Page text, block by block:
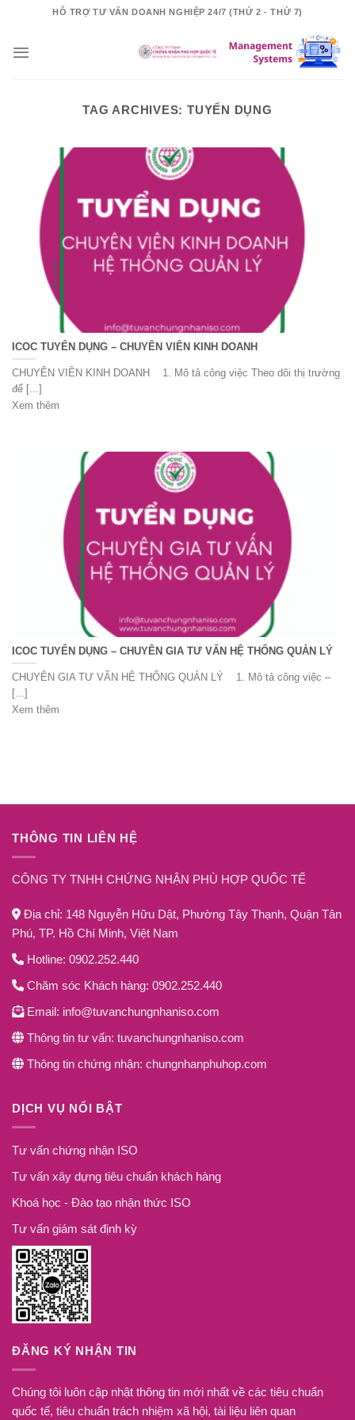
content
HỖ TRỢ TƯ VẤN DOANH NGHIỆP 24/7 (THỨ 2 - THỨ 7)
TAG ARCHIVES:TUYỂN DỤNG
ICOC TUYỂN DỤNG – CHUYÊN VIÊN KINH DOANH
CHUYÊN VIÊN KINH DOANH 1. Mô tả công việc Theo dõi thị trường
để [...]
Xem thêm
ICOC TUYỂN DỤNG – CHUYÊN GIA TƯ VẤN HỆ THỐNG QUẢN LÝ
CHUYÊN GIA TƯ VẤN HỆ THỐNG QUẢN LÝ 1. Mô tả công việc –
[...]
Xem thêm
THÔNG TIN LIÊN HỆ
CÔNG TY TNHH CHỨNG NHẬN PHÙ HỢP QUỐC TẾ
Địa chỉ: 148 Nguyễn Hữu Dật, Phường Tây Thạnh, Quận Tân
Phú, TP. Hồ Chí Minh, Việt Nam
Hotline: 0902.252.440
Chăm sóc Khách hàng: 0902.252.440
Email: info@tuvanchungnhaniso.com
Thông tin tư vấn: tuvanchungnhaniso.com
Thông tin chứng nhận: chungnhanphuhop.com
DỊCH VỤ NỔI BẬT
Tư vấn chứng nhận ISO
Tư vấn xây dựng tiêu chuẩn khách hàng
Khoá học - Đào tạo nhận thức ISO
Tư vấn giám sát định kỳ
ĐĂNG KÝ NHẬN TIN
Chúng tôi luôn cập nhật thông tin mới nhất về các tiêu chuẩn
quốc tế, tiêu chuẩn trách nhiệm xã hội, tài liệu liên quan